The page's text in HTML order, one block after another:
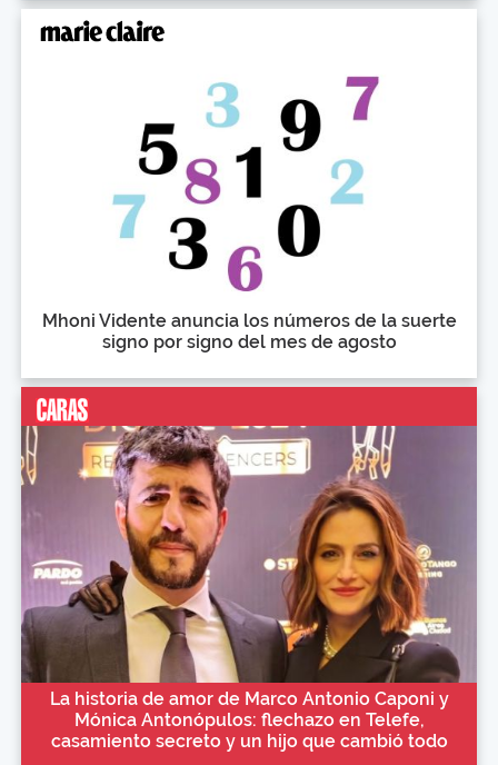
Mhoni Vidente anuncia los números de la suerte
signo por signo del mes de agosto
La historia de amor de Marco Antonio Caponi y
Mónica Antonópulos: flechazo en Telefe,
casamiento secreto y un hijo que cambió todo